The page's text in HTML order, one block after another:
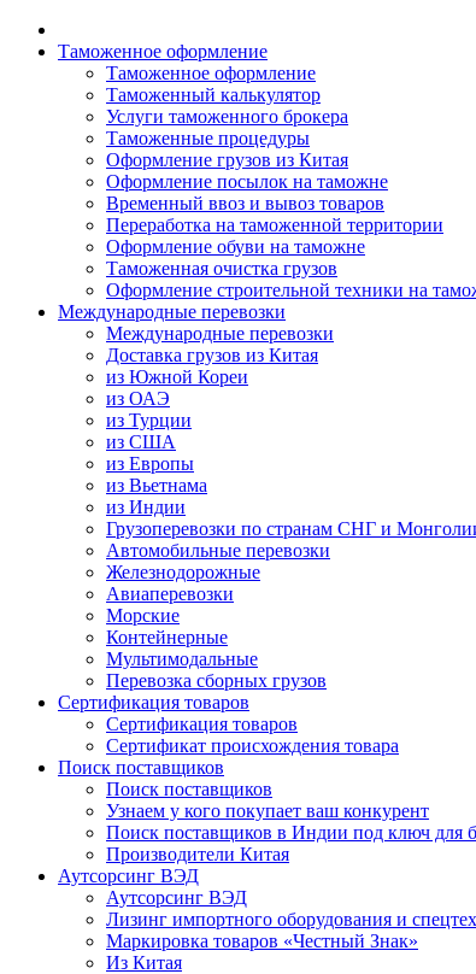
Таможенное оформление
Таможенное оформление
Таможенный калькулятор
Услуги таможенного брокера
Таможенные процедуры
Оформление грузов из Китая
Оформление посылок на таможне
Временный ввоз и вывоз товаров
Переработка на таможенной территории
Оформление обуви на таможне
Таможенная очистка грузов
Оформление строительной техники на
Международные перевозки
Международные перевозки
Доставка грузов из Китая
из Южной Кореи
из ОАЭ
из Турции
из США
из Европы
из Вьетнама
из Индии
Грузоперевозки по странам СНГ и
Автомобильные перевозки
Железнодорожные
Авиаперевозки
Морские
Контейнерные
Мультимодальные
Перевозка сборных грузов
Сертификация товаров
Сертификация товаров
Сертификат происхождения товара
Поиск поставщиков
Поиск поставщиков
Узнаем у кого покупает ваш конкурент
Поиск поставщиков в Индии под ключ для
Производители Китая
Аутсорсинг ВЭД
Аутсорсинг ВЭД
Лизинг импортного оборудования и
Маркировка товаров «Честный Знак»
Из Китая